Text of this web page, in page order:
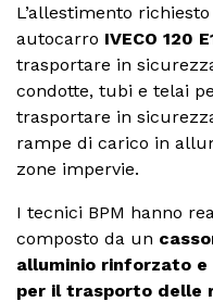
L’allestimento
autocarro IVECO 120
trasportare in
condotte, tubi e telai
trasportare in
rampe di carico in
zone impervie.
I tecnici BPM hanno
composto da un
alluminio rinforzato e
per il trasporto delle